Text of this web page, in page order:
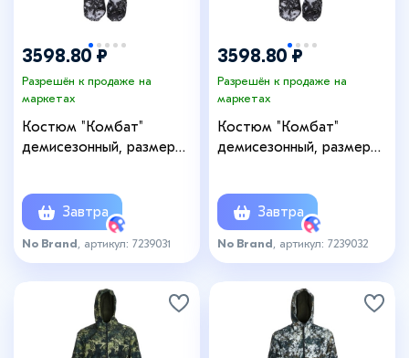
3598.80 ₽
Разрешён к продаже на
маркетах
Костюм "Комбат"
демисезонный, размер
Завтра
No Brand , артикул: 7239031
3598.80 ₽
Разрешён к продаже на
маркетах
Костюм "Комбат"
демисезонный, размер
Завтра
No Brand , артикул: 7239032